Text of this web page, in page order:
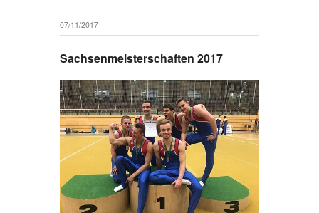
07/11/2017
Sachsenmeisterschaften 2017